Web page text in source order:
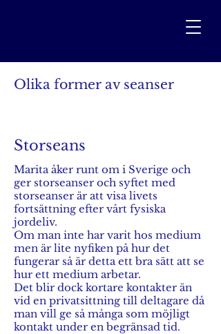
Olika former av seanser
Storseans
Marita åker runt om i Sverige och
ger storseanser och syftet med
storseanser är att visa livets
fortsättning efter vårt fysiska
jordeliv.
Om man inte har varit hos medium
men är lite nyfiken på hur det
fungerar så är detta ett bra sätt att se
hur ett medium arbetar.
Det blir dock kortare kontakter än
vid en privatsittning till deltagare då
man vill ge så många som möjligt
kontakt under en begränsad tid.